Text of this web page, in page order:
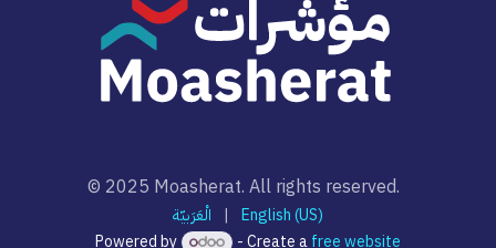
© 2025 Moasherat. All rights reserved.
الْعَرَبيّة |
English (US)
Powered by
- Create afree website